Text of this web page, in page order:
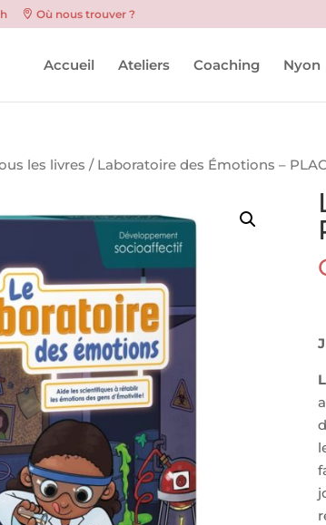
Où nous trouver ?
Accueil Ateliers Coaching Nyon
les livres / Laboratoire des Émotions –